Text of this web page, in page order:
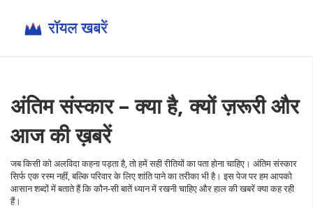
अंतिम संस्कार – क्या है, क्यों ज़रूरी और
आज की ख़बरें
जब किसी को अलविदा कहना पड़ता है, तो हमें सही रीतियों का पता होना चाहिए। अंतिम संस्कार
सिर्फ एक रस्म नहीं, बल्कि परिवार के लिए शांति पाने का तरीका भी है। इस पेज पर हम आपको
आसान शब्दों में बताते हैं कि कौन‑सी बातें ध्यान में रखनी चाहिए और हाल की खबरें क्या कह रही
हैं।